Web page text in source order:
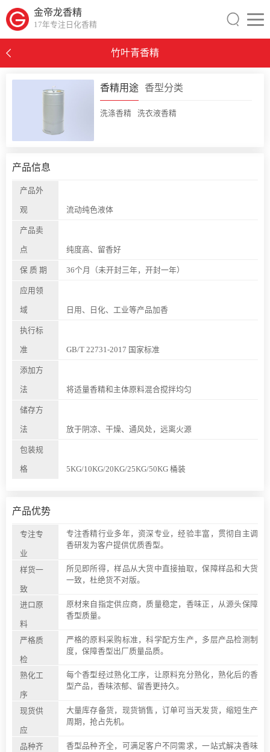
金帝龙香精
17年专注日化香精
竹叶青香精
香精用途 香型分类
洗涤香精 洗衣液香精
产品信息
产品外
观 流动纯色液体
产品卖
点 纯度高、留香好
保 质 期 36个月（未开封三年，开封一年）
应用领
域 日用、日化、工业等产品加香
执行标
准 GB/T 22731-2017 国家标准
添加方
法 将适量香精和主体原料混合搅拌均匀
储存方
法 放于阴凉、干燥、通风处，远离火源
包装规
格 5KG/10KG/20KG/25KG/50KG 桶装
产品优势
专注专
业
专注香精行业多年，资深专业，经验丰富，贯彻自主调
香研发为客户提供优质香型。
样货一
致
所见即所得，样品从大货中直接抽取，保障样品和大货
一致，杜绝货不对版。
进口原
料
原材来自指定供应商，质量稳定，香味正，从源头保障
香型质量。
严格质
检
严格的原料采购标准，科学配方生产，多层产品检测制
度，保障香型出厂质量品质。
熟化工
序
每个香型经过熟化工序，让原料充分熟化，熟化后的香
型产品，香味浓郁、留香更持久。
现货供
应
大量库存备货，现货销售，订单可当天发货，缩短生产
周期，抢占先机。
品种齐
香型品种齐全，可满足客户不同需求，一站式解决香味